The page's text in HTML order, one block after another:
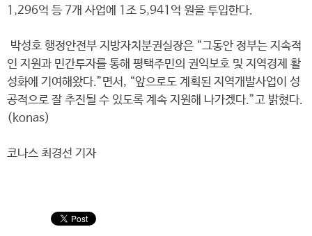
1,296억 등 7개 사업에 1조 5,941억 원을 투입한다.
박성호 행정안전부 지방자치분권실장은 “그동안 정부는 지속적
인 지원과 민간투자를 통해 평택주민의 권익보호 및 지역경제 활
성화에 기여해왔다.”면서, “앞으로도 계획된 지역개발사업이 성
공적으로 잘 추진될 수 있도록 계속 지원해 나가겠다.”고 밝혔다.
(konas)
코나스 최경선 기자